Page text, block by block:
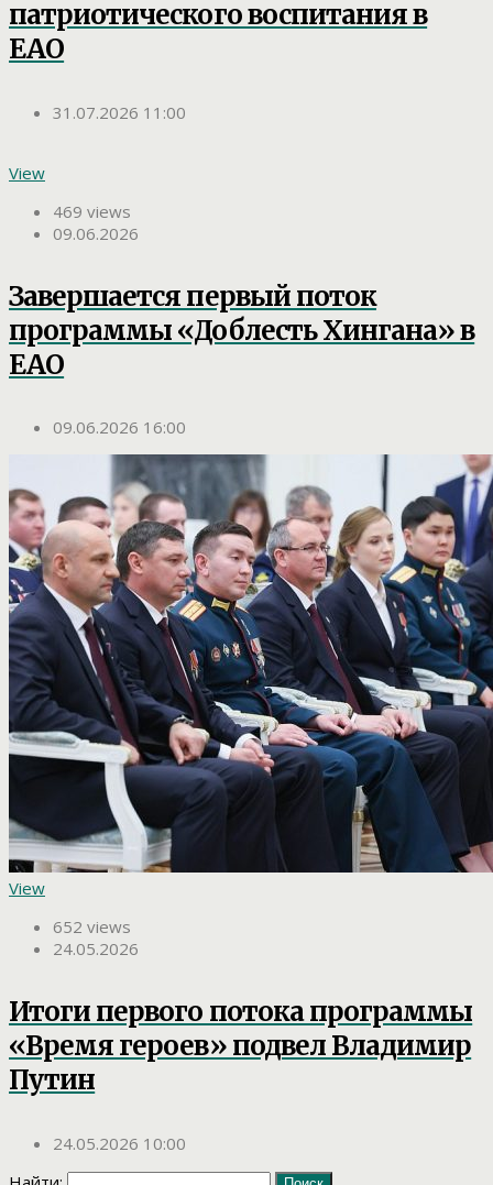
патриотического воспитания в
ЕАО
31.07.2026 11:00
View
469 views
09.06.2026
Завершается первый поток
программы «Доблесть Хингана» в
ЕАО
09.06.2026 16:00
View
652 views
24.05.2026
Итоги первого потока программы
«Время героев» подвел Владимир
Путин
24.05.2026 10:00